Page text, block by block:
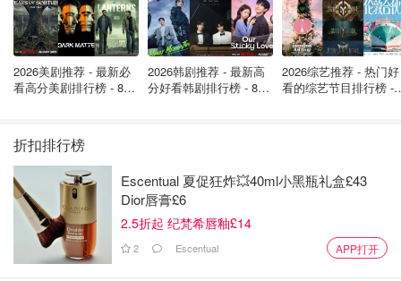
2026美剧推荐 - 最新必
看高分美剧排行榜 - 8月
2026韩剧推荐 - 最新高
分好看韩剧排行榜 - 8月
2026综艺推荐 - 热门好
看的综艺节目排行榜 -
折扣排行榜
Escentual 夏促狂炸💥40ml小黑瓶礼盒£43
Dior唇膏£6
2.5折起 纪梵希唇釉£14
2 Escentual APP打开